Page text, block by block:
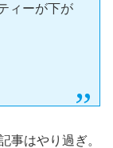
ィーが下が
事はやり過ぎ。